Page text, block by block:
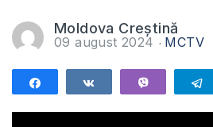
Moldova Creștină
09 august 2024 MCTV